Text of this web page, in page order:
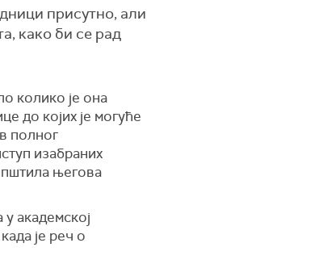
присутно, али
како би се рад
колико је она
до којих је могуће
полног
изабраних
његова
академској
је реч о